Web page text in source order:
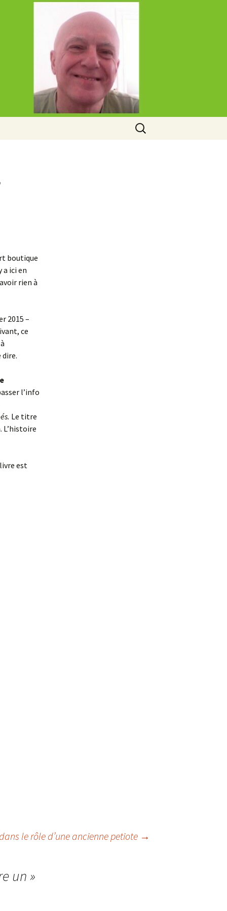
Rechercher :
boutique
a ici en
rien à
2015 –
ce
l’info
Le titre
L’histoire
livre est
le rôle d’une ancienne petiote →
un»